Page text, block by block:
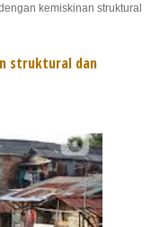
kemiskinan struktural
struktural dan